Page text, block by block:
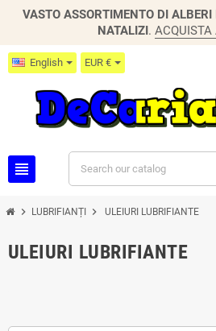
VASTO ASSORTIMENTO DI
NATALIZI. ACQUISTA
English EUR €
view_headline
chevron_right LUBRIFIANȚI chevron_right ULEIURI LUBRIFIANTE
ULEIURI LUBRIFIANTE